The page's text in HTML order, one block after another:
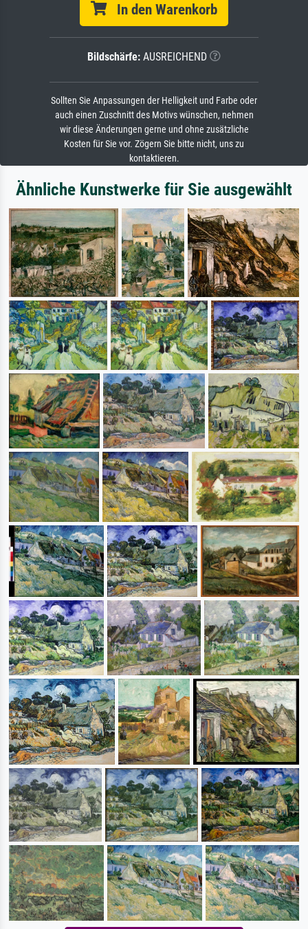
In den Warenkorb
Bildschärfe: AUSREICHEND
Sollten Sie Anpassungen der Helligkeit und Farbe oder
auch einen Zuschnitt des Motivs wünschen, nehmen
wir diese Änderungen gerne und ohne zusätzliche
Kosten für Sie vor. Zögern Sie bitte nicht, uns zu
kontaktieren.
Ähnliche Kunstwerke für Sie ausgewählt